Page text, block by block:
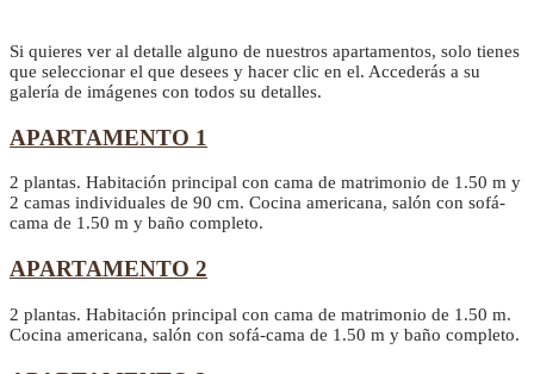
Si quieres ver al detalle alguno de nuestros apartamentos, solo tienes
que seleccionar el que desees y hacer clic en el. Accederás a su
galería de imágenes con todos su detalles.
APARTAMENTO 1
2 plantas. Habitación principal con cama de matrimonio de 1.50 m y
2 camas individuales de 90 cm. Cocina americana, salón con sofá-
cama de 1.50 m y baño completo.
APARTAMENTO 2
2 plantas. Habitación principal con cama de matrimonio de 1.50 m.
Cocina americana, salón con sofá-cama de 1.50 m y baño completo.